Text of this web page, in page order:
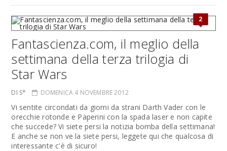
2
Fantascienza.com, il meglio della
settimana della terza trilogia di
Star Wars
DI S* DOMENICA 4 NOVEMBRE 2012
Vi sentite circondati da giorni da strani Darth Vader con le
orecchie rotonde e Paperini con la spada laser e non capite
che succede? Vi siete persi la notizia bomba della settimana!
E anche se non ve la siete persi, leggete qui che qualcosa di
interessante c'è di sicuro!